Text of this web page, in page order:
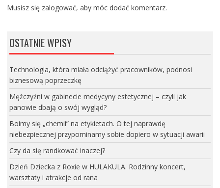
Musisz się zalogować, aby móc dodać komentarz.
OSTATNIE WPISY
Technologia, która miała odciążyć pracowników, podnosi
biznesową poprzeczkę
Mężczyźni w gabinecie medycyny estetycznej – czyli jak
panowie dbają o swój wygląd?
Boimy się „chemii” na etykietach. O tej naprawdę
niebezpiecznej przypominamy sobie dopiero w sytuacji awarii
Czy da się randkować inaczej?
Dzień Dziecka z Roxie w HULAKULA. Rodzinny koncert,
warsztaty i atrakcje od rana